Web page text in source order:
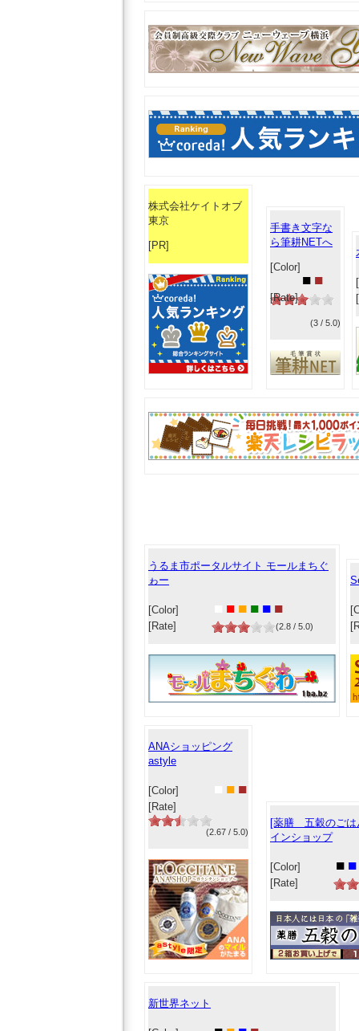
株式会社ケイトオブ
東京
[PR]
手書き文字な
ら筆耕NETへ
[Color]
■ ■
[Rate]
(3 / 5.0)
うるま市ポータルサイト モールまちぐ
ゎー
[Color] ■ ■ ■ ■ ■
[Rate] (2.8 / 5.0)
ANAショッピング
astyle
[Color] ■ ■
[Rate]
(2.67 / 5.0)
[薬膳 五穀のごは
インショップ
[Color] ■ ■
[Rate]
新世界ネット